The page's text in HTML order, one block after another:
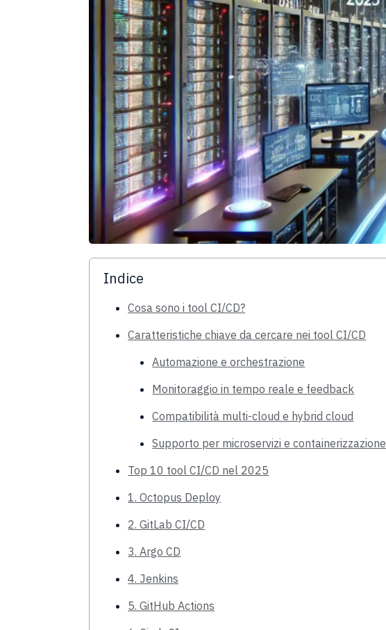
Indice
Cosa sono i tool CI/CD?
Caratteristiche chiave da cercare nei tool CI/CD
Automazione e orchestrazione
Monitoraggio in tempo reale e feedback
Compatibilità multi-cloud e hybrid cloud
Supporto per microservizi e containerizzazione
Top 10 tool CI/CD nel 2025
1. Octopus Deploy
2. GitLab CI/CD
3. Argo CD
4. Jenkins
5. GitHub Actions